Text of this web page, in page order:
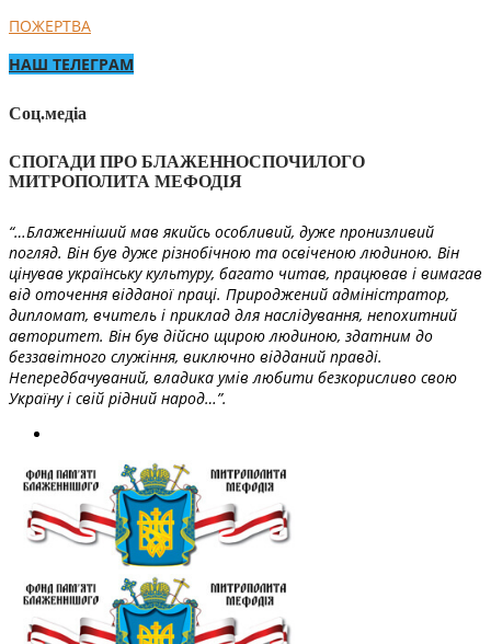
ПОЖЕРТВА
НАШ ТЕЛЕГРАМ
Соц.медіа
СПОГАДИ ПРО БЛАЖЕННОСПОЧИЛОГО
МИТРОПОЛИТА МЕФОДІЯ
“…Блаженніший мав якийсь особливий, дуже пронизливий
погляд. Він був дуже різнобічною та освіченою людиною. Він
цінував українську культуру, багато читав, працював і вимагав
від оточення відданої праці. Природжений адміністратор,
дипломат, вчитель і приклад для наслідування, непохитний
авторитет. Він був дійсно щирою людиною, здатним до
беззавітного служіння, виключно відданий правді.
Непередбачуваний, владика умів любити безкорисливо свою
Україну і свій рідний народ…”.